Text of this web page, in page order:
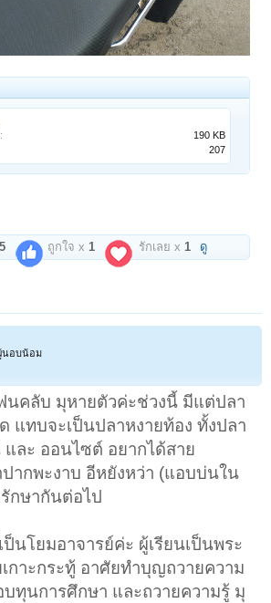
190 KB
207
ถูกใจ x1 รักเลย x1 ดู
นอบน้อม
นคลับ มุหายตัวค่ะช่วงนี้ มีแต่ปลา
แทบจะเป็นปลาหงายท้อง ทั้งปลา
ละ ออนไซต์ อยากได้สาย
ากพะงาบ อีหยังหว่า (แอบบ่นใน
กษากันต่อไป
นโยมอาจารย์ค่ะ ผู้เรียนเป็นพระ
กาะกระทู้ อาศัยทำบุญถวายความ
ทุนการศึกษา และถวายความรู้ มุ